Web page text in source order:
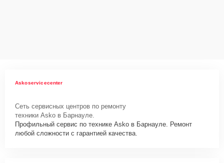
5904 S нужно просто оставить
телефону горячей линии: +7 (958) 295-29-36. Наши специалисты
оперативно проконсультируют по всем необходимым вопросам,
запишут на диагностику, подскажут с вариантами курьерской
доставки или оформят выезд мастера в удобное время и место.
Askoservicecenter
Сеть сервисных центров по ремонту
техники Asko в Барнауле.
Профильный сервис по технике Asko в Барнауле. Ремонт
любой сложности с гарантией качества.